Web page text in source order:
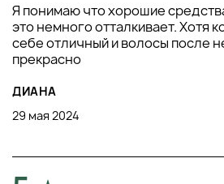
Я понимаю что хорошие
это немного отталкивает. Хотя
себе отличный и волосы после
прекрасно
ДИАНА
29 мая 2024